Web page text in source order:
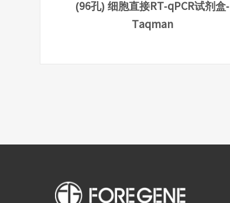
(96孔) 细胞直接RT-qPCR试剂盒-
Taqman